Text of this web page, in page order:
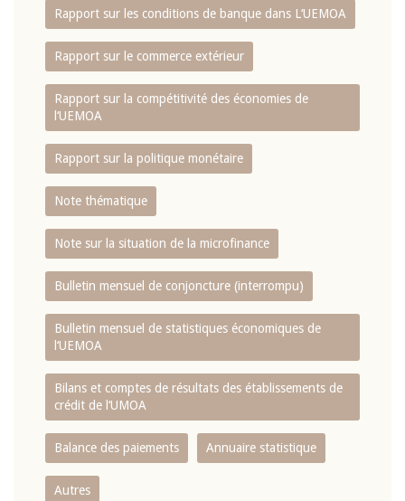
Rapport sur les conditions de banque dans L‘UEMOA
Rapport sur le commerce extérieur
Rapport sur la compétitivité des économies de
l‘UEMOA
Rapport sur la politique monétaire
Note thématique
Note sur la situation de la microfinance
Bulletin mensuel de conjoncture (interrompu)
Bulletin mensuel de statistiques économiques de
l‘UEMOA
Bilans et comptes de résultats des établissements de
crédit de l‘UMOA
Balance des paiements Annuaire statistique
Autres